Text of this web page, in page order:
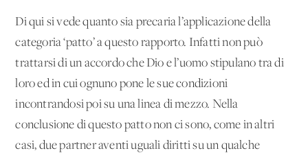
Di qui si vede quanto sia precaria l’applicazione della
categoria ‘patto’ a questo rapporto. Infatti non può
trattarsi di un accordo che Dio e l’uomo stipulano tra di
loro ed in cui ognuno pone le sue condizioni
incontrandosi poi su una linea di mezzo. Nella
conclusione di questo patto non ci sono, come in altri
casi, due partner aventi uguali diritti su un qualche